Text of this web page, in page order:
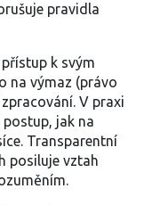
pravidla
k svým
na výmaz (právo
V praxi
jak na
Transparentní
posiluje vztah